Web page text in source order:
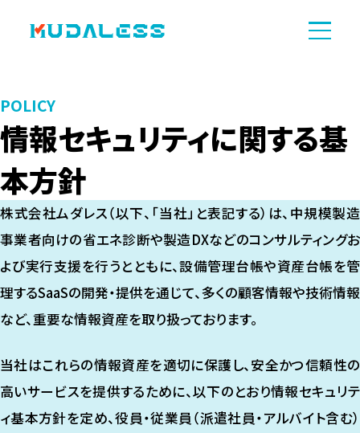
POLICY
情報セキュリティに関する基
本方針
株式会社ムダレス（以下、「当社」と表記する）は、中規模製造
事業者向けの省エネ診断や製造DXなどのコンサルティングお
よび実行支援を行うとともに、設備管理台帳や資産台帳を管
理するSaaSの開発・提供を通じて、多くの顧客情報や技術情報
など、重要な情報資産を取り扱っております。
当社はこれらの情報資産を適切に保護し、安全かつ信頼性の
高いサービスを提供するために、以下のとおり情報セキュリテ
ィ基本方針を定め、役員・従業員（派遣社員・アルバイト含む）